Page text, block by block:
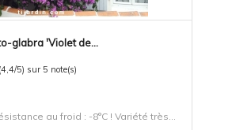
glabra 'Violet de...
(4,4/5) sur 5 note(s)
au froid : -8°C ! Variété très...